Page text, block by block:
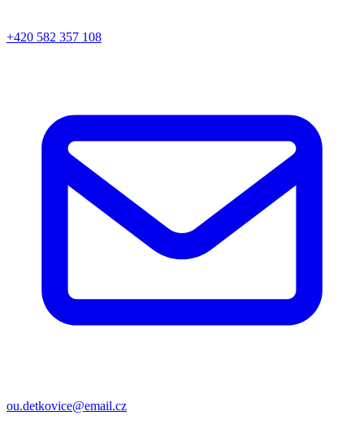
+420 582 357 108
ou.detkovice@email.cz